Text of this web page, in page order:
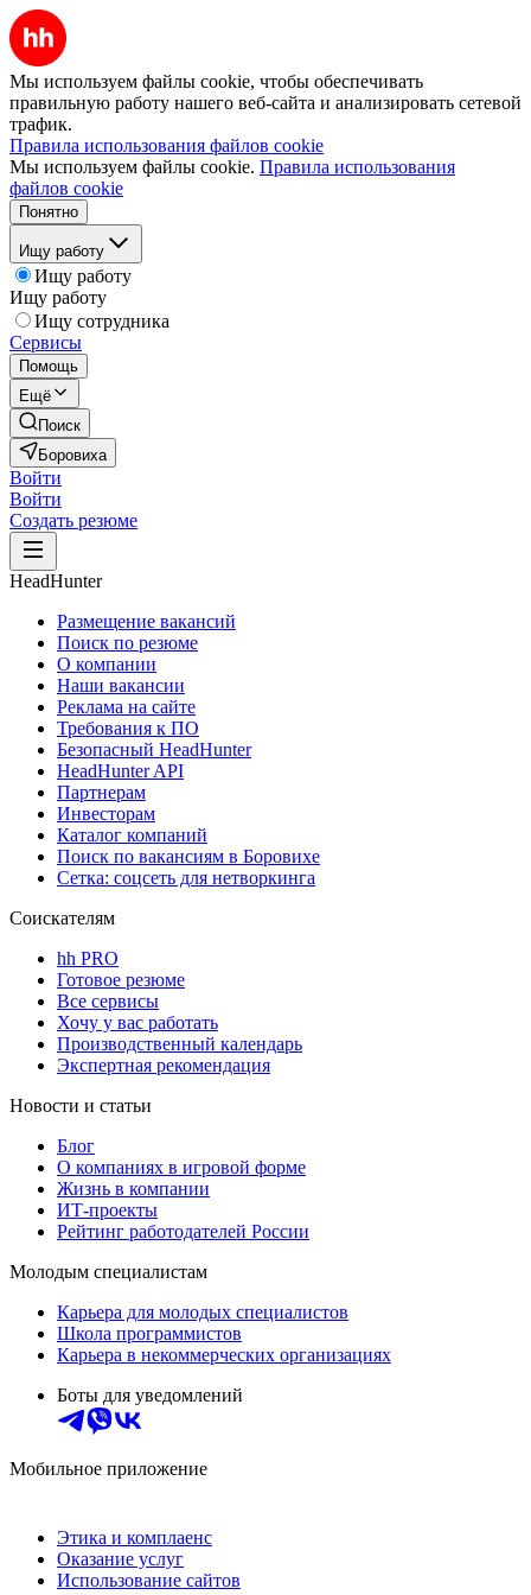
Мы используем файлы cookie, чтобы обеспечивать
правильную работу нашего веб-сайта и анализировать сетевой
трафик.
Правила использования файлов cookie
Мы используем файлы cookie. Правила использования
файлов cookie
Понятно
Ищу работу
Ищу работу
Ищу работу
Ищу сотрудника
Сервисы
Помощь
Ещё
Поиск
Боровиха
Войти
Войти
Создать резюме
HeadHunter
Размещение вакансий
Поиск по резюме
О компании
Наши вакансии
Реклама на сайте
Требования к ПО
Безопасный HeadHunter
HeadHunter API
Партнерам
Инвесторам
Каталог компаний
Поиск по вакансиям в Боровихе
Сетка: соцсеть для нетворкинга
Соискателям
hh PRO
Готовое резюме
Все сервисы
Хочу у вас работать
Производственный календарь
Экспертная рекомендация
Новости и статьи
Блог
О компаниях в игровой форме
Жизнь в компании
ИТ-проекты
Рейтинг работодателей России
Молодым специалистам
Карьера для молодых специалистов
Школа программистов
Карьера в некоммерческих организациях
Боты для уведомлений
Мобильное приложение
Этика и комплаенс
Оказание услуг
Использование сайтов